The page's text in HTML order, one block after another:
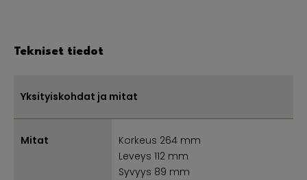
Tekniset tiedot
Yksityiskohdat ja mitat
Mitat
Korkeus 264 mm
Leveys 112 mm
Syvyys 89 mm